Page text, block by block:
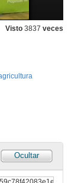
Visto 3837 veces
Ocultar
A sostenibilidade ambiental na reserva da Biosfera Area de Allariz a través de proxectos no sector agrogandeiro.